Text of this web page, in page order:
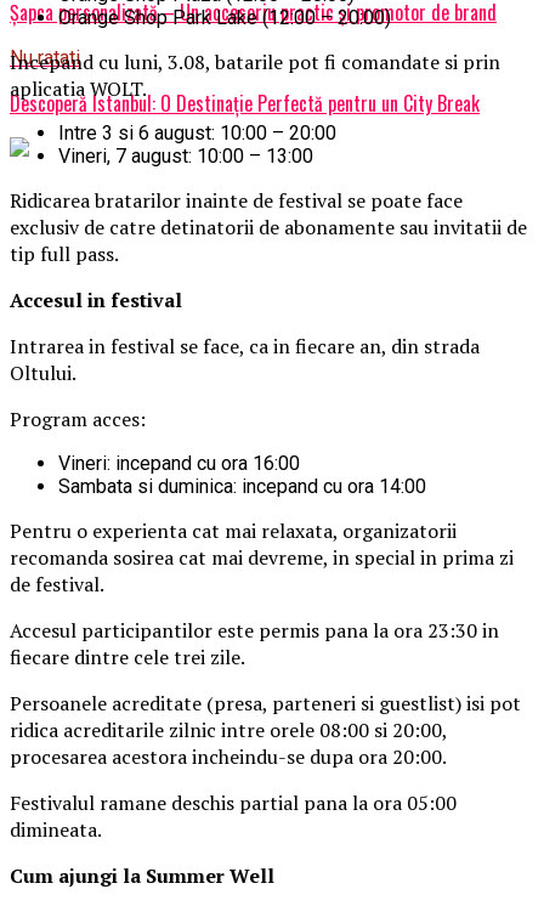
Șapca personalizată – Un accesoriu practic și promotor de brand
Nu ratati
Descoperă Istanbul: O Destinație Perfectă pentru un City Break
Orange Shop Park Lake (12:00 – 20:00)
Incepand cu luni, 3.08, batarile pot fi comandate si prin
aplicatia WOLT.
Intre 3 si 6 august: 10:00 – 20:00
Vineri, 7 august: 10:00 – 13:00
Ridicarea bratarilor inainte de festival se poate face
exclusiv de catre detinatorii de abonamente sau invitatii de
tip full pass.
Accesul in festival
Intrarea in festival se face, ca in fiecare an, din strada
Oltului.
Program acces:
Vineri: incepand cu ora 16:00
Sambata si duminica: incepand cu ora 14:00
Pentru o experienta cat mai relaxata, organizatorii
recomanda sosirea cat mai devreme, in special in prima zi
de festival.
Accesul participantilor este permis pana la ora 23:30 in
fiecare dintre cele trei zile.
Persoanele acreditate (presa, parteneri si guestlist) isi pot
ridica acreditarile zilnic intre orele 08:00 si 20:00,
procesarea acestora incheindu-se dupa ora 20:00.
Festivalul ramane deschis partial pana la ora 05:00
dimineata.
Cum ajungi la Summer Well